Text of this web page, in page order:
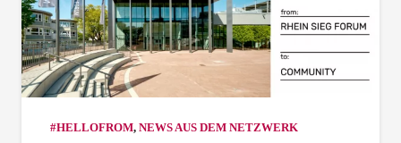
#HELLOFROM, NEWS AUS DEM NETZWERK